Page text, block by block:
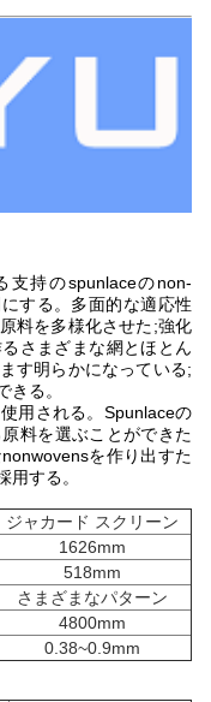
持のspunlaceのnon-
する。多面的な適応性
料を多様化させた;強化
さまざまな網とほとん
す明らかになっている;
きる。
用される。Spunlaceの
料を選ぶことができた
を作り出すた
する。
ジャカード スクリーン
1626mm
518mm
さまざまなパターン
4800mm
0.38~0.9mm